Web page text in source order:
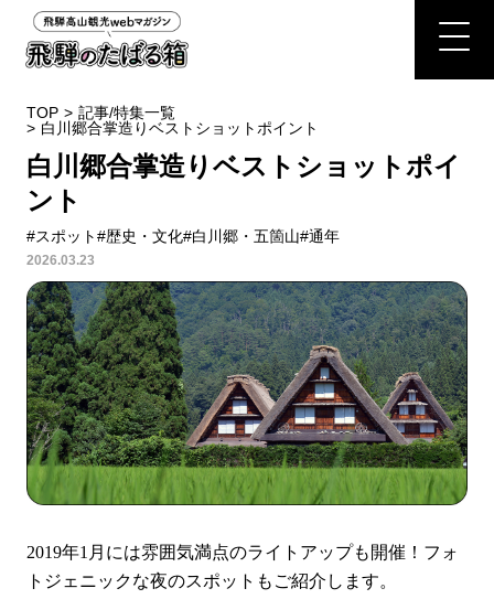
TOP > 記事/特集一覧
> 白川郷合掌造りベストショットポイント
白川郷合掌造りベストショットポイ
ント
#スポット#歴史・文化#白川郷・五箇山#通年
2026.03.23
2019年1月には雰囲気満点のライトアップも開催！フォ
トジェニックな夜のスポットもご紹介します。